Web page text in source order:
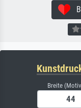
Breite